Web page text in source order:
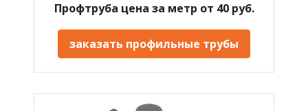
Профтруба цена за метр от 40 руб.
заказать профильные трубы